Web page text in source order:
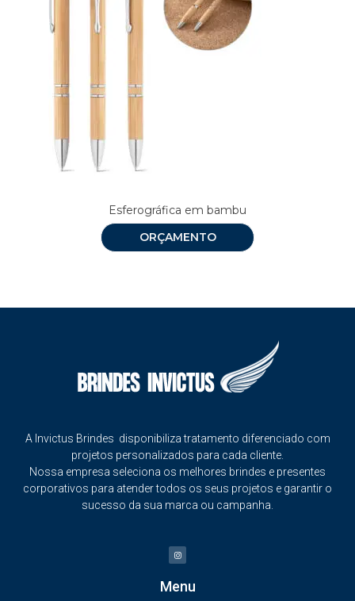
Esferográfica em bambu
ORÇAMENTO
A Invictus Brindes disponibiliza tratamento diferenciado com
projetos personalizados para cada cliente.
Nossa empresa seleciona os melhores brindes e presentes
corporativos para atender todos os seus projetos e garantir o
sucesso da sua marca ou campanha.
Menu